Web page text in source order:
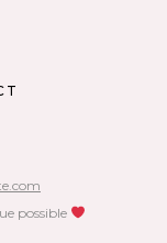
possible